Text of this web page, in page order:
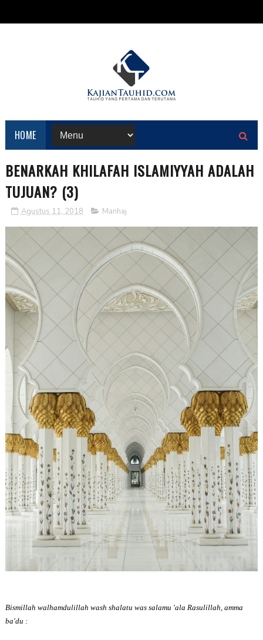
HOME
BENARKAH KHILAFAH ISLAMIYYAH ADALAH
TUJUAN? (3)
Agustus 11, 2018 Manhaj
Bismillah walhamdulillah wash shalatu was salamu 'ala Rasulillah, amma
ba'du :